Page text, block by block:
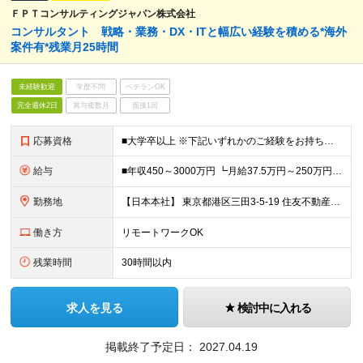
ＦＰＴコンサルティングジャパン株式会社
コンサルタント 戦略・業務・DX・ITと幅広い経験を積める*海外
案件有*残業月25時間
未経験歓迎 学歴不問 ベテランOK
完全週休2日 賞与複数月 面接1回
応募資格 ■大学卒以上 ※下記いずれかのご経験をお持ちの方 ■プロジェクト管理・IT企画、PMOなどの経験 ■システム構築経験（アプリ開発、DB構築、基盤構築、各種パッケージ導入など） ■事業企画、サービス企画
給与 ■年収450～3000万円 ┗月給37.5万円～250万円 ※希望・ご経験・スキルに応じて決定します ※試用期間6ヶ月/雇用形態・給与・待遇に差異はありません ※上記給与に月40時間分の固定残業代(1
勤務地 【日本本社】 東京都港区三田3-5-19 住友不動産東京三田ガーデンタワー33階 またはFPTジャパングループ各支店又は顧客先 ※転勤はありません
働き方 リモートワークOK
残業時間 30時間以内
求人を見る 検討中に入れる
掲載終了予定日： 2027.04.19